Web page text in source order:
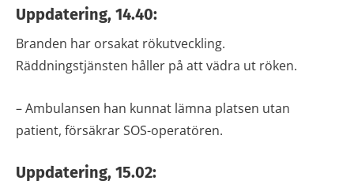
Uppdatering, 14.40:
Branden har orsakat rökutveckling.
Räddningstjänsten håller på att vädra ut röken.
– Ambulansen han kunnat lämna platsen utan
patient, försäkrar SOS-operatören.
Uppdatering, 15.02: